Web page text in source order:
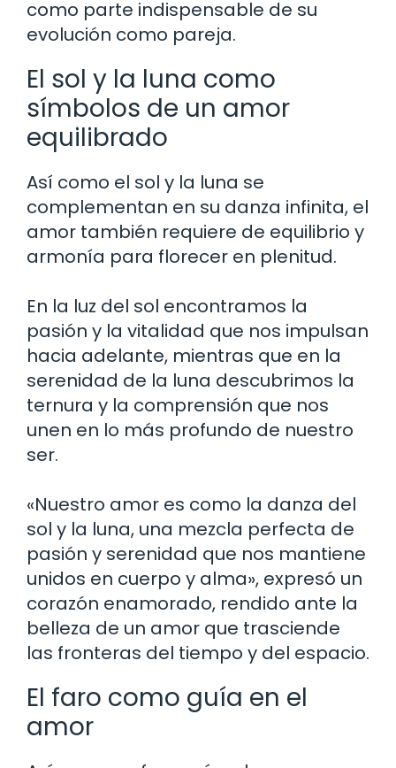
como parte indispensable de su
evolución como pareja.
El sol y la luna como
símbolos de un amor
equilibrado
Así como el sol y la luna se
complementan en su danza infinita, el
amor también requiere de equilibrio y
armonía para florecer en plenitud.
En la luz del sol encontramos la
pasión y la vitalidad que nos impulsan
hacia adelante, mientras que en la
serenidad de la luna descubrimos la
ternura y la comprensión que nos
unen en lo más profundo de nuestro
ser.
«Nuestro amor es como la danza del
sol y la luna, una mezcla perfecta de
pasión y serenidad que nos mantiene
unidos en cuerpo y alma», expresó un
corazón enamorado, rendido ante la
belleza de un amor que trasciende
las fronteras del tiempo y del espacio.
El faro como guía en el
amor